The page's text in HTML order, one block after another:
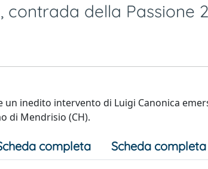
contrada della Passione
un inedito intervento di Luigi Canonica
di Mendrisio (CH).
completa Scheda completa